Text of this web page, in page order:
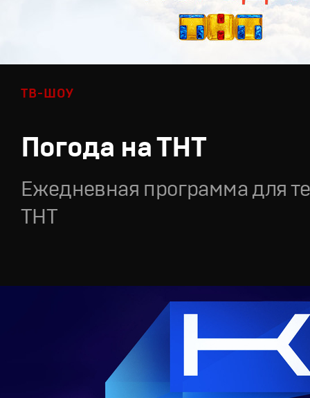
ТВ-ШОУ
Погода на ТНТ
Ежедневная программа для
ТНТ